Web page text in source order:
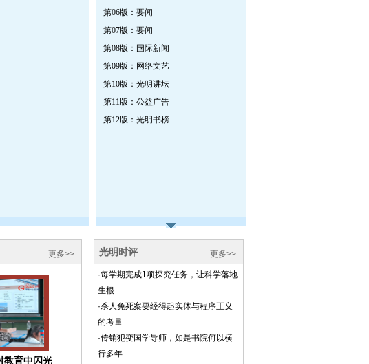
第06版：要闻
第07版：要闻
第08版：国际新闻
第09版：网络文艺
第10版：光明讲坛
第11版：公益广告
第12版：光明书榜